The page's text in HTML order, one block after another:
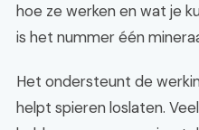
hoe ze werken en wat je
is het nummer één
Het ondersteunt de
helpt spieren loslaten.